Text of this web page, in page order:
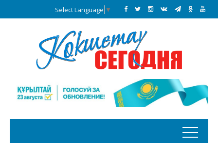
Select Language ▼